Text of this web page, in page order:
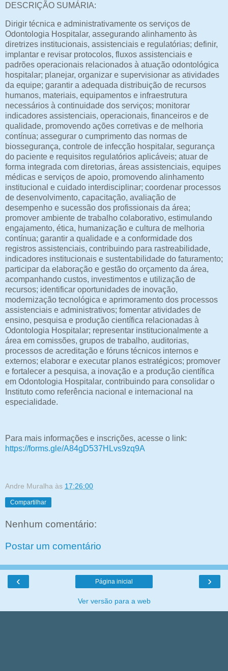
DESCRIÇÃO SUMÁRIA:
Dirigir técnica e administrativamente os serviços de
Odontologia Hospitalar, assegurando alinhamento às
diretrizes institucionais, assistenciais e regulatórias; definir,
implantar e revisar protocolos, fluxos assistenciais e
padrões operacionais relacionados à atuação odontológica
hospitalar; planejar, organizar e supervisionar as atividades
da equipe; garantir a adequada distribuição de recursos
humanos, materiais, equipamentos e infraestrutura
necessários à continuidade dos serviços; monitorar
indicadores assistenciais, operacionais, financeiros e de
qualidade, promovendo ações corretivas e de melhoria
contínua; assegurar o cumprimento das normas de
biossegurança, controle de infecção hospitalar, segurança
do paciente e requisitos regulatórios aplicáveis; atuar de
forma integrada com diretorias, áreas assistenciais, equipes
médicas e serviços de apoio, promovendo alinhamento
institucional e cuidado interdisciplinar; coordenar processos
de desenvolvimento, capacitação, avaliação de
desempenho e sucessão dos profissionais da área;
promover ambiente de trabalho colaborativo, estimulando
engajamento, ética, humanização e cultura de melhoria
contínua; garantir a qualidade e a conformidade dos
registros assistenciais, contribuindo para rastreabilidade,
indicadores institucionais e sustentabilidade do faturamento;
participar da elaboração e gestão do orçamento da área,
acompanhando custos, investimentos e utilização de
recursos; identificar oportunidades de inovação,
modernização tecnológica e aprimoramento dos processos
assistenciais e administrativos; fomentar atividades de
ensino, pesquisa e produção científica relacionadas à
Odontologia Hospitalar; representar institucionalmente a
área em comissões, grupos de trabalho, auditorias,
processos de acreditação e fóruns técnicos internos e
externos; elaborar e executar planos estratégicos; promover
e fortalecer a pesquisa, a inovação e a produção científica
em Odontologia Hospitalar, contribuindo para consolidar o
Instituto como referência nacional e internacional na
especialidade.
Para mais informações e inscrições, acesse o link:
https://forms.gle/A84gD537HLvs9zq9A
Andre Muralha às 17:26:00
Compartilhar
Nenhum comentário:
Postar um comentário
‹ ›
Página inicial
Ver versão para a web